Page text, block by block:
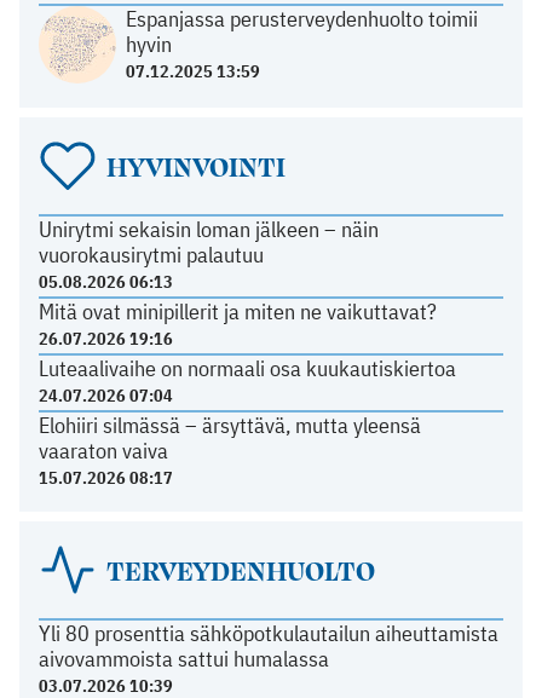
Espanjassa perusterveydenhuolto toimii
hyvin
07.12.2025 13:59
HYVINVOINTI
Unirytmi sekaisin loman jälkeen – näin
vuorokausirytmi palautuu
05.08.2026 06:13
Mitä ovat minipillerit ja miten ne vaikuttavat?
26.07.2026 19:16
Luteaalivaihe on normaali osa kuukautiskiertoa
24.07.2026 07:04
Elohiiri silmässä – ärsyttävä, mutta yleensä
vaaraton vaiva
15.07.2026 08:17
TERVEYDENHUOLTO
Yli 80 prosenttia sähköpotkulautailun aiheuttamista
aivovammoista sattui humalassa
03.07.2026 10:39